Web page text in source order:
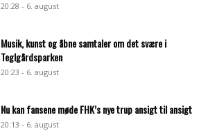
20:28 - 6. august
Musik, kunst og åbne samtaler om det svære i
Teglgårdsparken
20:23 - 6. august
Nu kan fansene møde FHK’s nye trup ansigt til ansigt
20:13 - 6. august